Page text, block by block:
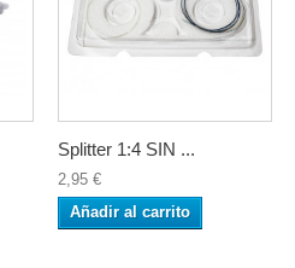
Splitter 1:4 SIN ...
2,95 €
Añadir al carrito